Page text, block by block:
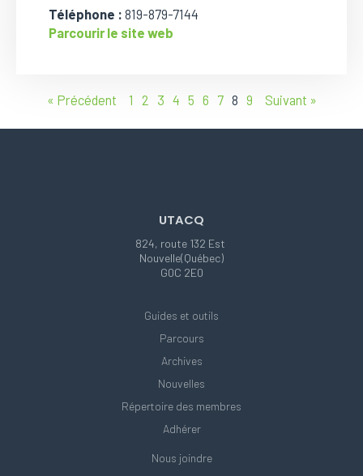
Téléphone : 819-879-7144
Parcourir le site web
« Précédent 1 2 3 4 5 6 7 8 9 Suivant »
UTACQ
824, route 132 Est
Nouvelle(Québec)
G0C 2E0
Guides et outils
Parcours
Archives
Nouvelles
Répertoire des membres
Adhérer
Nous joindre